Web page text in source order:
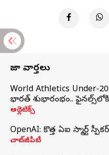
తాజా వార్తలు
World Athletics Under-
భారత్‌ శుభారంభం.. ఫైనల్స్‌లోకి
అథ్లెటిక్స్
OpenAI: కొత్త ఏఐ స్మార్ట్
చాట్‌జీపీటీ